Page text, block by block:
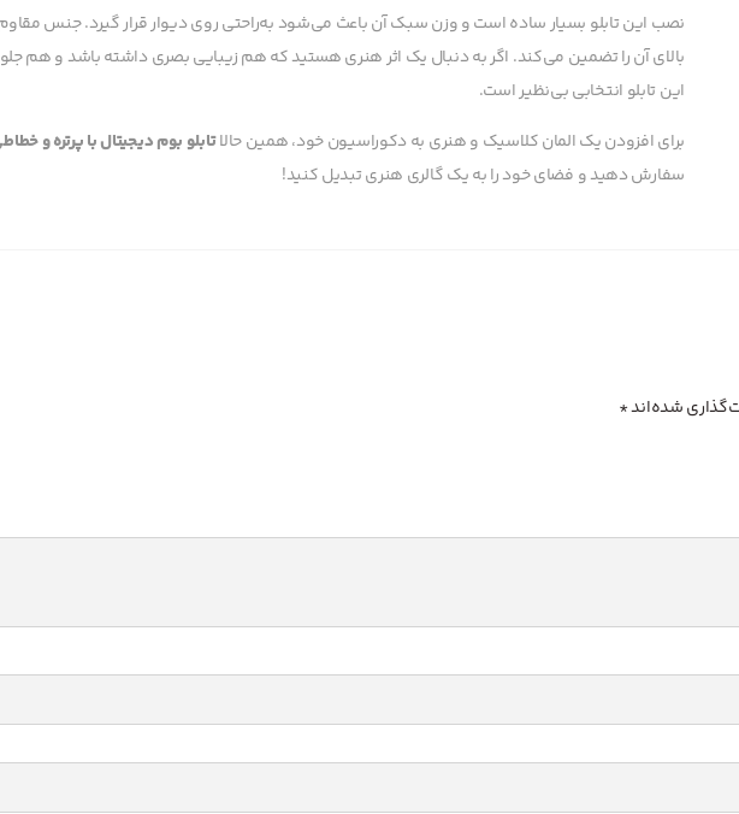
نصب این تابلو بسیار ساده است و وزن سبک آن باعث می‌شود به‌راحتی روی دیوار قرار گیرد. جنس
بالای آن را تضمین می‌کند. اگر به دنبال یک اثر هنری هستید که هم زیبایی بصری داشته باشد و هم
این تابلو انتخابی بی‌نظیر است.
برای افزودن یک المان کلاسیک و هنری به دکوراسیون خود، همین حالاتابلو بوم دیجیتال با پرتره و
سفارش دهید و فضای خود را به یک گالری هنری تبدیل کنید!
شده‌اند*